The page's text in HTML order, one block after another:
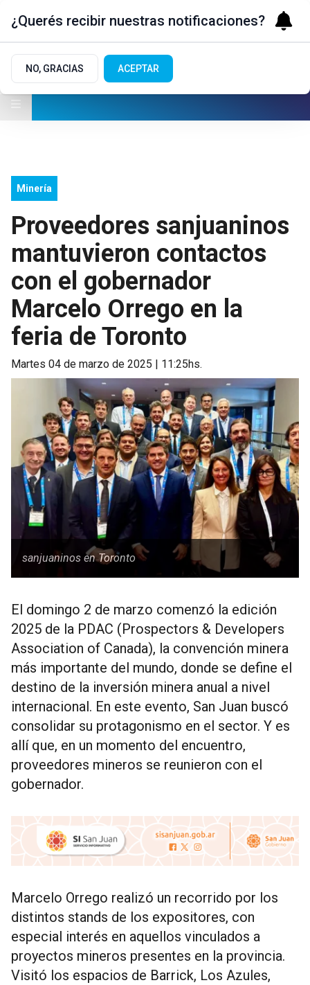
Minería
Proveedores sanjuaninos
mantuvieron contactos
con el gobernador
Marcelo Orrego en la
feria de Toronto
martes 04 de marzo de 2025 | 11:25hs.
sanjuaninos en Toronto
El domingo 2 de marzo comenzó la edición
2025 de la PDAC (Prospectors & Developers
Association of Canada), la convención minera
más importante del mundo, donde se define el
destino de la inversión minera anual a nivel
internacional. En este evento, San Juan buscó
consolidar su protagonismo en el sector. Y es
allí que, en un momento del encuentro,
proveedores mineros se reunieron con el
gobernador.
Marcelo Orrego realizó un recorrido por los
distintos stands de los expositores, con
especial interés en aquellos vinculados a
proyectos mineros presentes en la provincia.
Visitó los espacios de Barrick, Los Azules,
¿Querés recibir nuestras notificaciones?
NO, GRACIAS ACEPTAR